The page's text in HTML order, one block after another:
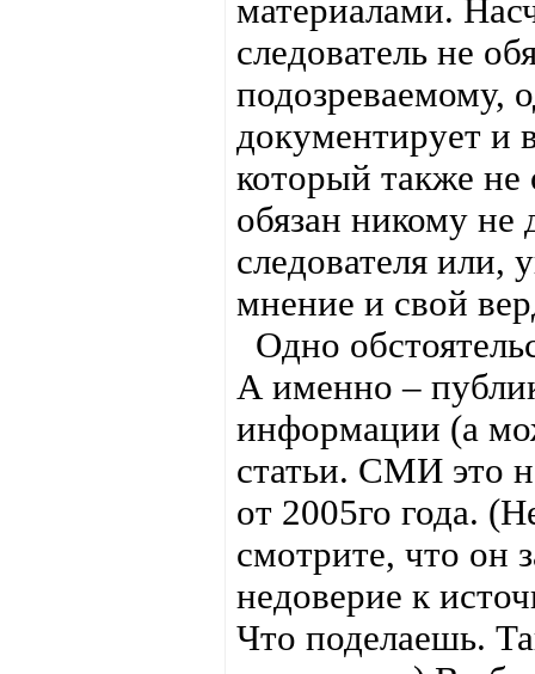
материалами.
следователь не
подозреваемому,
документирует и
который также не
обязан никому не
следователя или,
мнение и свой
Одно
А именно –
информации (а
статьи. СМИ это
от 2005го года.
смотрите, что он
недоверие к
Что поделаешь.